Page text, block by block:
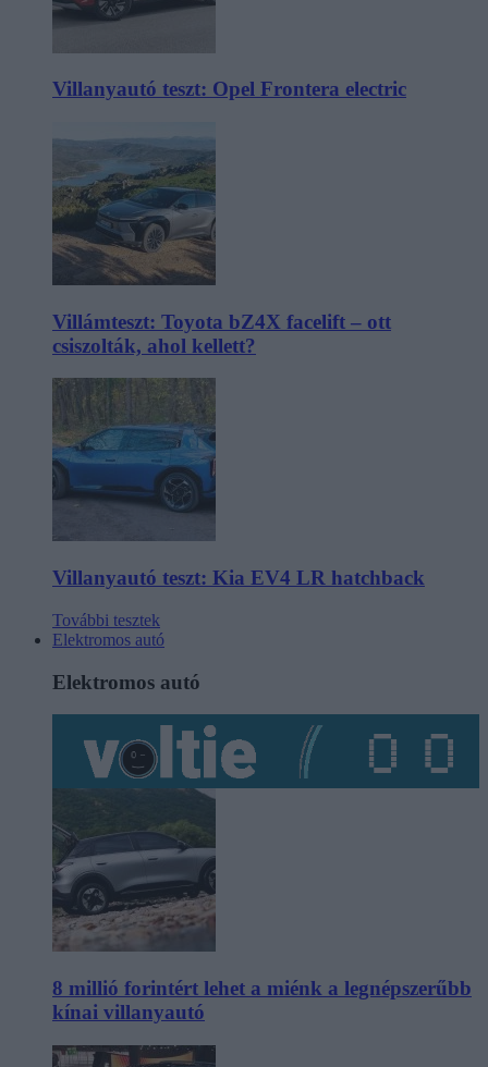
Villanyautó teszt: Opel Frontera electric
Villámteszt: Toyota bZ4X facelift – ott
csiszolták, ahol kellett?
Villanyautó teszt: Kia EV4 LR hatchback
További tesztek
Elektromos autó
Elektromos autó
8 millió forintért lehet a miénk a legnépszerűbb
kínai villanyautó